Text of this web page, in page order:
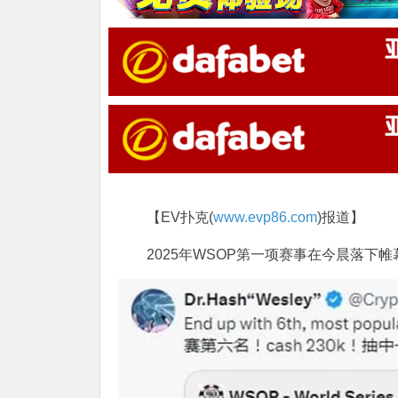
【EV扑克(www.evp86.com)报道】
2025年WSOP第一项赛事在今晨落下帷